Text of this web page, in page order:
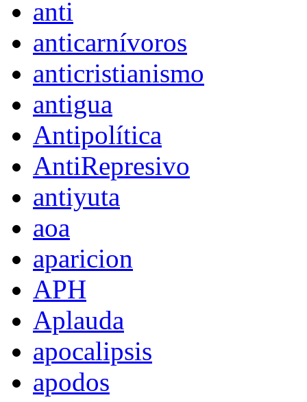
anti
anticarnívoros
anticristianismo
antigua
Antipolítica
AntiRepresivo
antiyuta
aoa
aparicion
APH
Aplauda
apocalipsis
apodos